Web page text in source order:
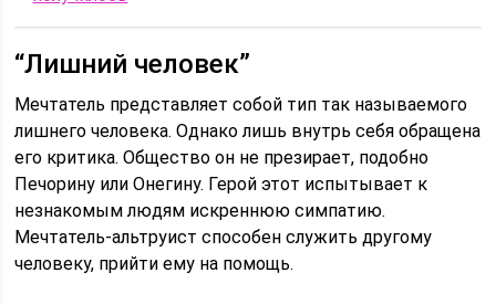
“Лишний человек”
Мечтатель представляет собой тип так называемого
лишнего человека. Однако лишь внутрь себя обращена
его критика. Общество он не презирает, подобно
Печорину или Онегину. Герой этот испытывает к
незнакомым людям искреннюю симпатию.
Мечтатель-альтруист способен служить другому
человеку, прийти ему на помощь.